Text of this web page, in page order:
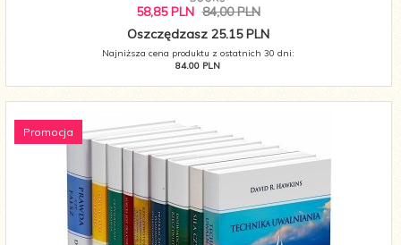
58,85 PLN 84,00 PLN
Oszczędzasz 25.15 PLN
Najniższa cena produktu z ostatnich 30 dni:
84.00 PLN
Promocja